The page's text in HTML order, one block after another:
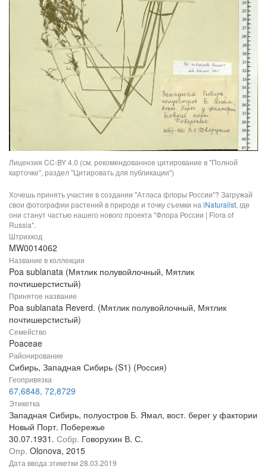
Лицензия CC-BY 4.0 (см. рекомендованное цитирование в "Полной
карточке", раздел "Цитировать для публикации")
Хочешь принять участие в создании "Атласа флоры России"? Загружай
свои фотографии растений в природе и точку съемки на iNaturalist, где
они станут частью нашего нового проекта "Флора России | Flora of
Russia".
Штрихкод
MW0014062
Название в коллекции
Poa sublanata (Мятлик полувойлочный, Мятлик
почтишерстистый)
Принятое название
Poa sublanata Reverd. (Мятлик полувойлочный, Мятлик
почтишерстистый)
Семейство
Poaceae
Районирование
Сибирь, Западная Сибирь (S1) (Россия)
Геопривязка
67,6848, 72,8729
Этикетка
Западная Сибирь, полуостров Б. Ямал, вост. берег у фактории
Новый Порт. Побережье
30.07.1931. Собр. Говорухин В. С.
Опр. Olonova, 2015
Дата ввода этикетки 28.03.2019